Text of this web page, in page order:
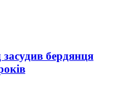
засудив бердянця